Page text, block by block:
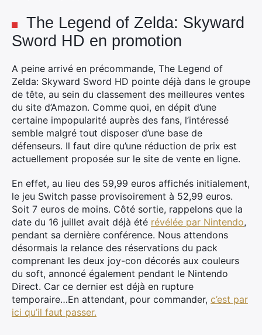
The Legend of Zelda: Skyward
Sword HD en promotion
A peine arrivé en précommande, The Legend of
Zelda: Skyward Sword HD pointe déjà dans le groupe
de tête, au sein du classement des meilleures ventes
du site d’Amazon. Comme quoi, en dépit d’une
certaine impopularité auprès des fans, l’intéressé
semble malgré tout disposer d’une base de
défenseurs. Il faut dire qu’une réduction de prix est
actuellement proposée sur le site de vente en ligne.
En effet, au lieu des 59,99 euros affichés initialement,
le jeu Switch passe provisoirement à 52,99 euros.
Soit 7 euros de moins. Côté sortie, rappelons que la
date du 16 juillet avait déjà été révélée par Nintendo,
pendant sa dernière conférence. Nous attendons
désormais la relance des réservations du pack
comprenant les deux joy-con décorés aux couleurs
du soft, annoncé également pendant le Nintendo
Direct. Car ce dernier est déjà en rupture
temporaire…En attendant, pour commander, c’est par
ici qu’il faut passer.